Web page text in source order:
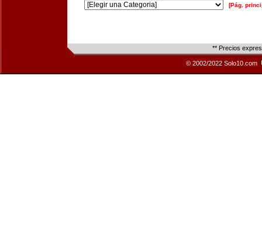
[Pág.
** Precios
© 2002/2022 Solo10.com